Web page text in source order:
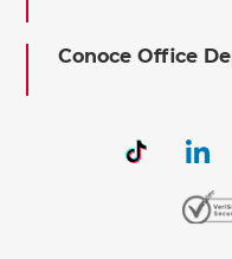
Conoce Office